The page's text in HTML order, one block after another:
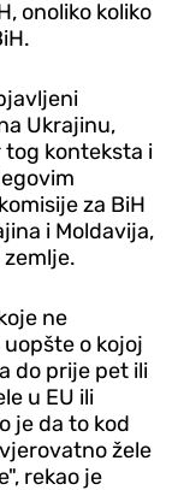
onoliko koliko
Ukrajinu,
tog konteksta i
za BiH
i Moldavija,
ne
o kojoj
do prije pet ili
u EU ili
je da to kod
žele
rekao je